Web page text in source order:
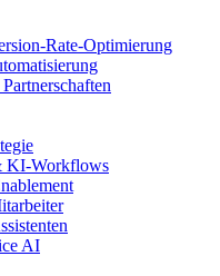
Rate-Optimierung
KI-Workflows
AI